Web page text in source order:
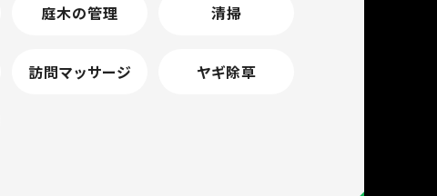
庭木の管理 清掃
訪問マッサージ ヤギ除草